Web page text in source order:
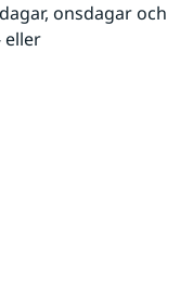
onsdagar och
eller